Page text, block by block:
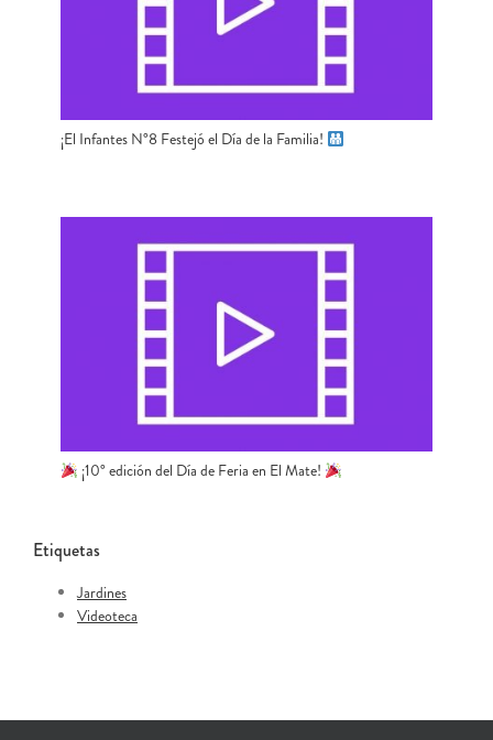
¡El Infantes N°8 Festejó el Día de la Familia!
¡10° edición del Día de Feria en El Mate!
Etiquetas
Jardines
Videoteca